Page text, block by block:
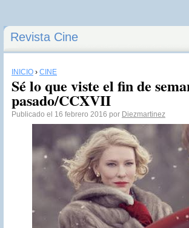
Revista Cine
INICIO › CINE
Sé lo que viste el fin de
pasado/CCXVII
Publicado el 16 febrero 2016 por Diezmartinez